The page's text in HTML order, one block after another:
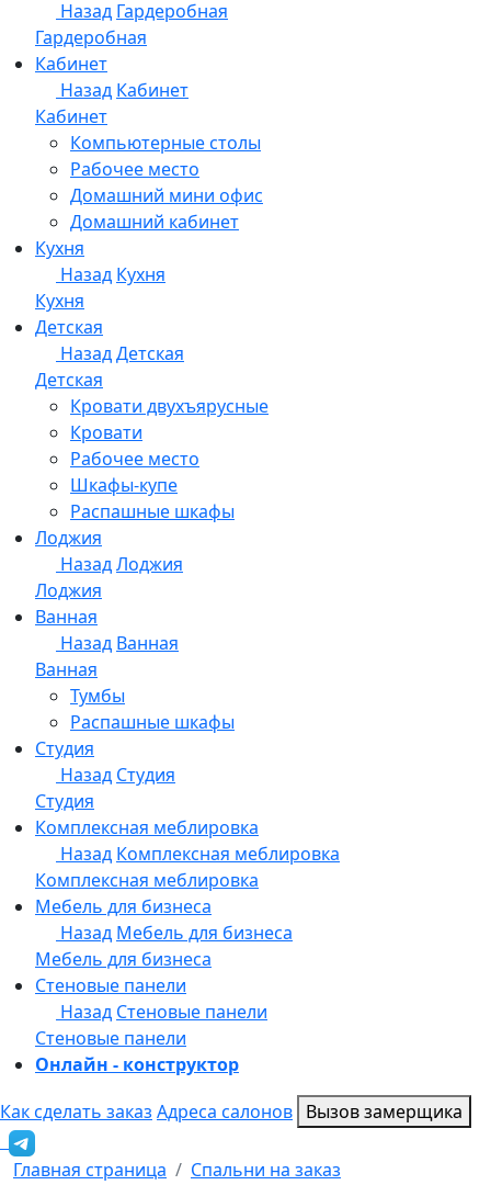
Онлайн - конструктор
Как сделать заказ Адреса салонов Вызов замерщика
Главная страница
Спальни на заказ